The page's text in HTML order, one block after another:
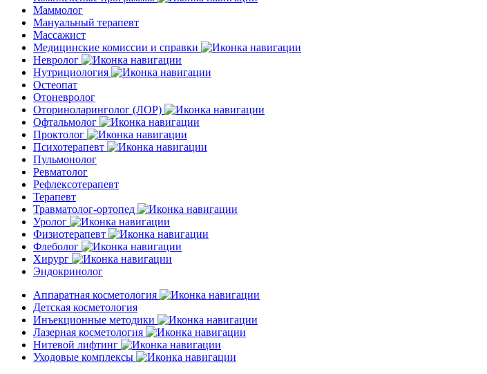
Маммолог
Мануальный терапевт
Массажист
Медицинские комиссии и справки
Невролог
Нутрициология
Остеопат
Отоневролог
Оториноларинголог (ЛОР)
Офтальмолог
Проктолог
Психотерапевт
Пульмонолог
Ревматолог
Рефлексотерапевт
Терапевт
Травматолог-ортопед
Уролог
Физиотерапевт
Флеболог
Хирург
Эндокринолог
Аппаратная косметология
Детская косметология
Инъекционные методики
Лазерная косметология
Нитевой лифтинг
Уходовые комплексы